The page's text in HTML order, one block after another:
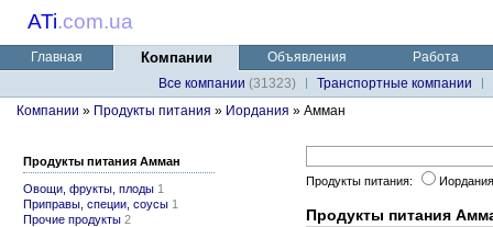
ATi.com.ua
Главная Компании Объявления
Работа
Все компании (31323)
Транспортные компании
Компании » Продукты питания » Иордания » Амман
Продукты питания Амман
Овощи, фрукты, плоды 1
Приправы, специи, соусы 1
Прочие продукты 2
Продукты питания:
Продукты питания